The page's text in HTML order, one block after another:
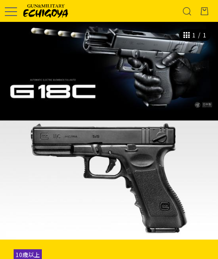
1 / 1
10歳以上